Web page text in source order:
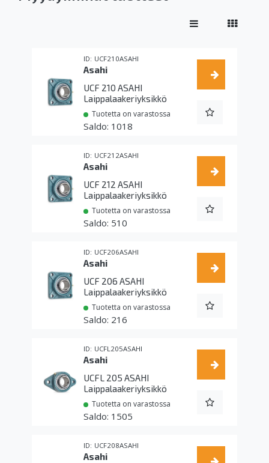
UCF210ASAHI
Asahi
UCF 210 ASAHI
Laippalaakeriyksikkö
Tuotetta on varastossa
1018
UCF212ASAHI
Asahi
UCF 212 ASAHI
Laippalaakeriyksikkö
Tuotetta on varastossa
510
UCF206ASAHI
Asahi
UCF 206 ASAHI
Laippalaakeriyksikkö
Tuotetta on varastossa
216
UCFL205ASAHI
Asahi
UCFL 205 ASAHI
Laippalaakeriyksikkö
Tuotetta on varastossa
1505
UCF208ASAHI
Asahi